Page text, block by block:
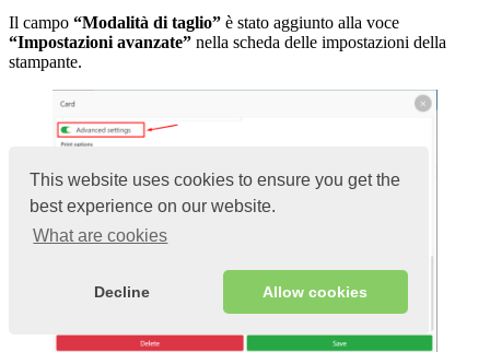
This website uses cookies to ensure you get the
best experience on our website.
What are cookies
Decline Allow cookies
Il campo “Modalità di taglio” è stato aggiunto alla voce
“Impostazioni avanzate” nella scheda delle impostazioni della
stampante.